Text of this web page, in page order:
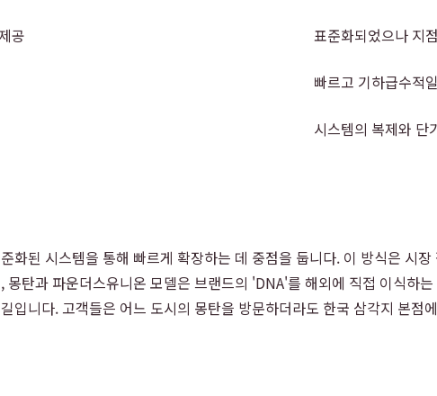
공 표준화되었으나 지
빠르고 기하급수적
시스템의 복제와 단
화된 시스템을 통해 빠르게 확장하는 데 중점을 둡니다. 이 방식은 시
탄과 파운더스유니온 모델은 브랜드의 'DNA'를 해외에 직접 이식하
입니다. 고객들은 어느 도시의 몽탄을 방문하더라도 한국 삼각지 본점